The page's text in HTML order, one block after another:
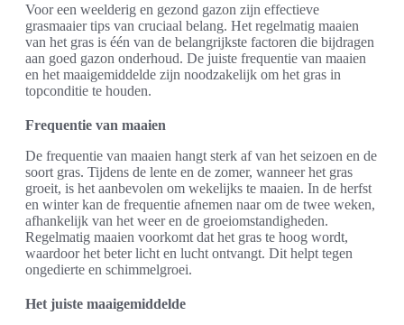
Voor een weelderig en gezond gazon zijn effectieve
grasmaaier tips van cruciaal belang. Het regelmatig maaien
van het gras is één van de belangrijkste factoren die bijdragen
aan goed gazon onderhoud. De juiste frequentie van maaien
en het maaigemiddelde zijn noodzakelijk om het gras in
topconditie te houden.
Frequentie van maaien
De frequentie van maaien hangt sterk af van het seizoen en de
soort gras. Tijdens de lente en de zomer, wanneer het gras
groeit, is het aanbevolen om wekelijks te maaien. In de herfst
en winter kan de frequentie afnemen naar om de twee weken,
afhankelijk van het weer en de groeiomstandigheden.
Regelmatig maaien voorkomt dat het gras te hoog wordt,
waardoor het beter licht en lucht ontvangt. Dit helpt tegen
ongedierte en schimmelgroei.
Het juiste maaigemiddelde